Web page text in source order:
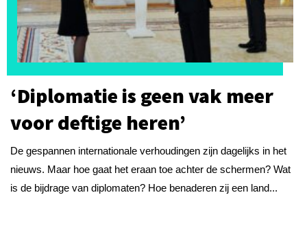
‘Diplomatie is geen vak meer
voor deftige heren’
De gespannen internationale verhoudingen zijn dagelijks in het
nieuws. Maar hoe gaat het eraan toe achter de schermen? Wat
is de bijdrage van diplomaten? Hoe benaderen zij een land...